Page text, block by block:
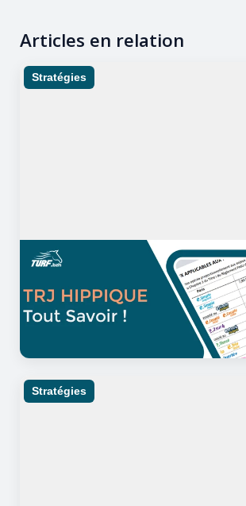
Articles en relation
Stratégies
02/05/2026 21 minutes de lecture
TRJ PMU : tout savoir
de retour aux joueurs
parier
Stratégies